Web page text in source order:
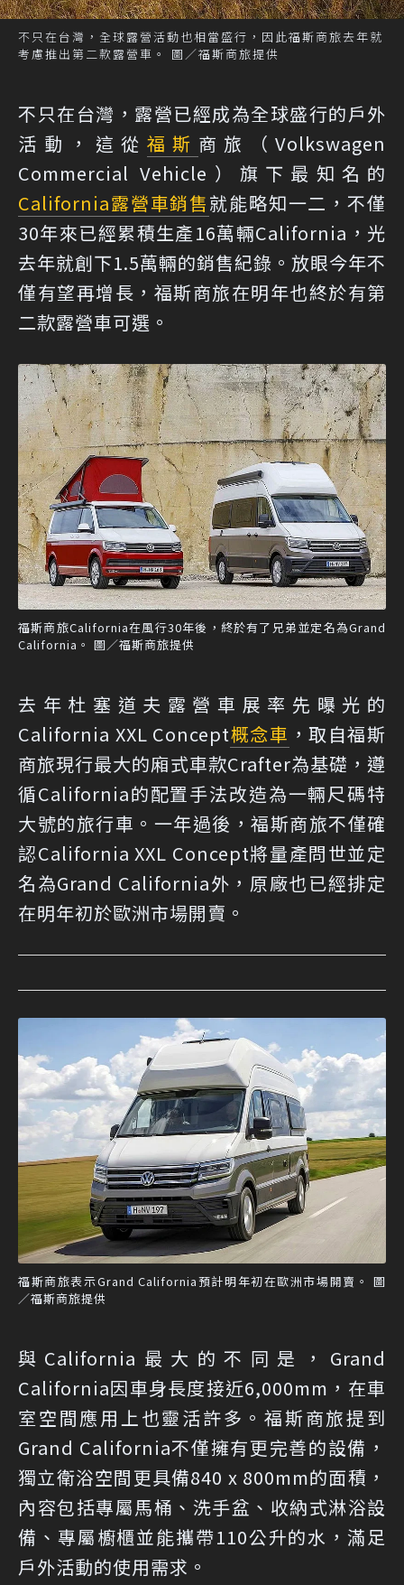
不只在台灣，全球露營活動也相當盛行，因此福斯商旅去年就
考慮推出第二款露營車。 圖／福斯商旅提供
不只在台灣，露營已經成為全球盛行的戶外
活動，這從 福斯 商旅（Volkswagen
Commercial Vehicle）旗下最知名的
California露營車銷售就能略知一二，不僅
30年來已經累積生產16萬輛California，光
去年就創下1.5萬輛的銷售紀錄。放眼今年不
僅有望再增長，福斯商旅在明年也終於有第
二款露營車可選。
福斯商旅California在風行30年後，終於有了兄弟並定名為Grand
California。 圖／福斯商旅提供
去年杜塞道夫露營車展率先曝光的
California XXL Concept概念車 ，取自福斯
商旅現行最大的廂式車款Crafter為基礎，遵
循California的配置手法改造為一輛尺碼特
大號的旅行車。一年過後，福斯商旅不僅確
認California XXL Concept將量產問世並定
名為Grand California外，原廠也已經排定
在明年初於歐洲市場開賣。
福斯商旅表示Grand California預計明年初在歐洲市場開賣。 圖
／福斯商旅提供
與California最大的不同是，Grand
California因車身長度接近6,000mm，在車
室空間應用上也靈活許多。福斯商旅提到
Grand California不僅擁有更完善的設備，
獨立衛浴空間更具備840 x 800mm的面積，
內容包括專屬馬桶、洗手盆、收納式淋浴設
備、專屬櫥櫃並能攜帶110公升的水，滿足
戶外活動的使用需求。